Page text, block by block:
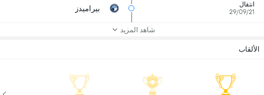
انتقال
29/09/21
بيراميدز
شاهد المزيد
الألقاب